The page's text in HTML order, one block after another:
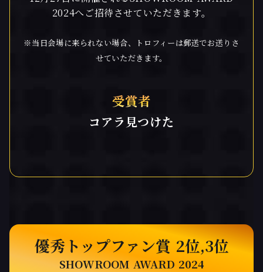
2024へご招待させていただきます。
※当日会場に来られない場合、トロフィーは郵送でお送りさ
せていただきます。
受賞者
コアラ見つけた
優秀トップファン賞 2位,3位
SHOWROOM AWARD 2024